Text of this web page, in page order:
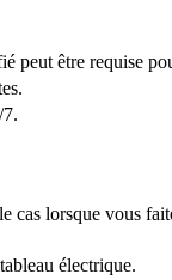
peut être requise
cas lorsque vous
électrique.